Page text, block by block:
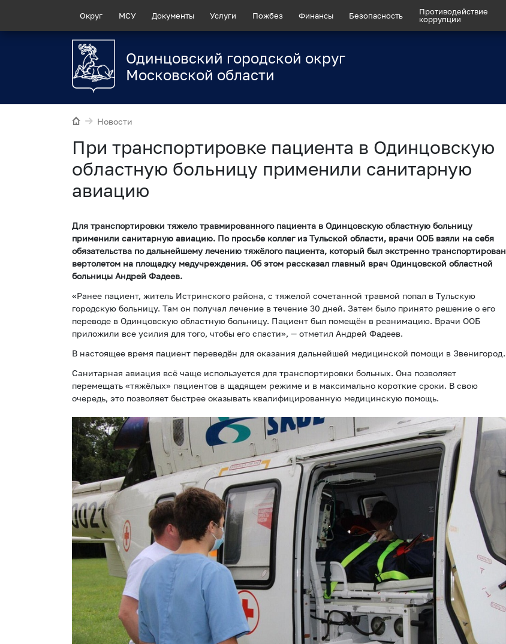
Округ МСУ Документы Услуги Пожбез Финансы Безопасность
Противодействие
коррупции
Одинцовский городской округ
Московской области
Новости
При транспортировке пациента в Одинцовскую
областную больницу применили санитарную
авиацию
Для транспортировки тяжело травмированного пациента в Одинцовскую областную больницу
применили санитарную авиацию. По просьбе коллег из Тульской области, врачи ООБ взяли на себя
обязательства по дальнейшему лечению тяжёлого пациента, который был экстренно транспортирован
вертолетом на площадку медучреждения. Об этом рассказал главный врач Одинцовской областной
больницы Андрей Фадеев.
«Ранее пациент, житель Истринского района, с тяжелой сочетанной травмой попал в Тульскую
городскую больницу. Там он получал лечение в течение 30 дней. Затем было принято решение о его
переводе в Одинцовскую областную больницу. Пациент был помещён в реанимацию. Врачи ООБ
приложили все усилия для того, чтобы его спасти», — отметил Андрей Фадеев.
В настоящее время пациент переведён для оказания дальнейшей медицинской помощи в Звенигород.
Санитарная авиация всё чаще используется для транспортировки больных. Она позволяет
перемещать «тяжёлых» пациентов в щадящем режиме и в максимально короткие сроки. В свою
очередь, это позволяет быстрее оказывать квалифицированную медицинскую помощь.